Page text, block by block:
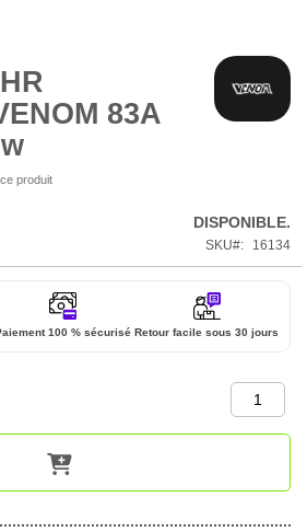
83A
produit
DISPONIBLE.
SKU 16134
100 % sécurisé Retour facile sous 30 jours